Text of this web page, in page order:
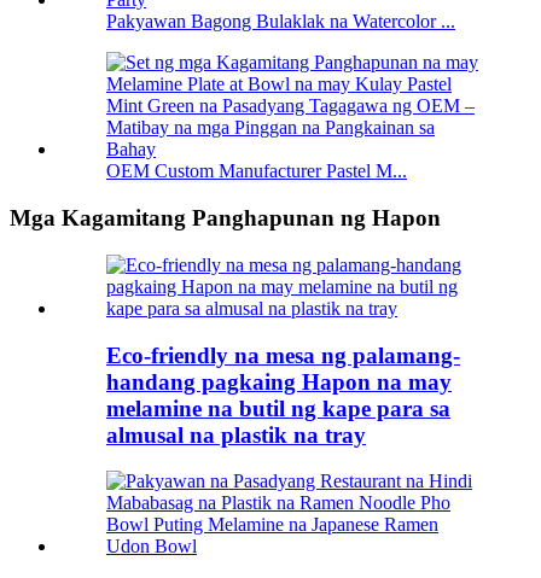
Pakyawan Bagong Bulaklak na Watercolor ...
OEM Custom Manufacturer Pastel M...
Mga Kagamitang Panghapunan ng Hapon
Eco-friendly na mesa ng palamang-
handang pagkaing Hapon na may
melamine na butil ng kape para sa
almusal na plastik na tray